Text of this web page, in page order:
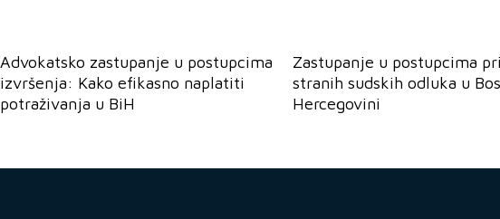
Advokatsko zastupanje u postupcima
izvršenja: Kako efikasno naplatiti
potraživanja u BiH
Zastupanje u postupcima
stranih sudskih odluka u
Hercegovini